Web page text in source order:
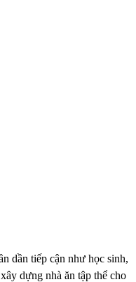
dần tiếp cận như học sinh,
dựng nhà ăn tập thể cho